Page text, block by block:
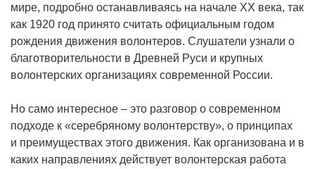
мире, подробно останавливаясь на начале XX века, так
как 1920 год принято считать официальным годом
рождения движения волонтеров. Слушатели узнали о
благотворительности в Древней Руси и крупных
волонтерских организациях современной России.
Но само интересное – это разговор о современном
подходе к «серебряному волонтерству», о принципах
и преимуществах этого движения. Как организована и в
каких направлениях действует волонтерская работа